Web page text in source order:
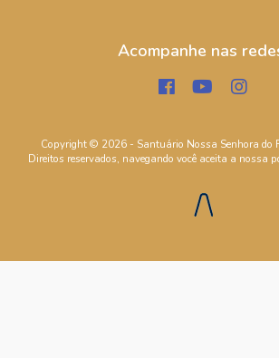
Acompanhe nas
Copyright © 2026 - Santuário Nossa Senhora do
Direitos reservados, navegando você aceita a nossa